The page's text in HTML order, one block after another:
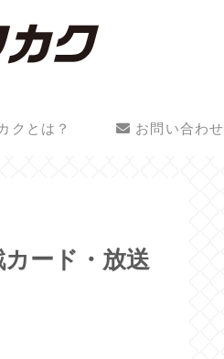
クとは？ お問い合わせ
カード・放送